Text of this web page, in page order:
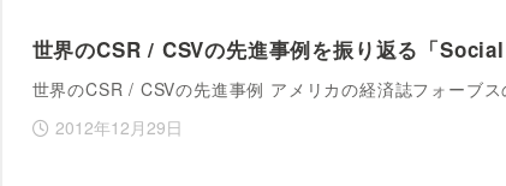
世界のCSR / CSVの先進事例を振り返る「
世界のCSR / CSVの先進事例 アメリカの経済誌フォーブ
2012年12月29日